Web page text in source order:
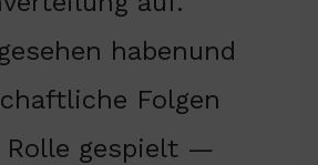
habenund
Folgen
Rolle gespielt —